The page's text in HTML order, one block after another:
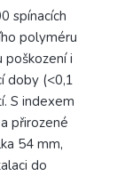
spínacích
polyméru
poškození i
doby (<0,1
S indexem
přirozené
54 mm,
do